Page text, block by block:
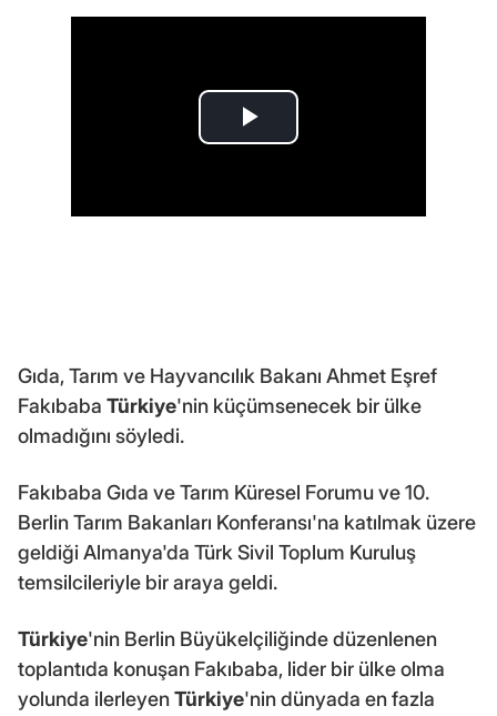
Gıda, Tarım ve Hayvancılık Bakanı Ahmet Eşref
Fakıbaba Türkiye'nin küçümsenecek bir ülke
olmadığını söyledi.
Fakıbaba Gıda ve Tarım Küresel Forumu ve 10.
Berlin Tarım Bakanları Konferansı'na katılmak üzere
geldiği Almanya'da Türk Sivil Toplum Kuruluş
temsilcileriyle bir araya geldi.
Türkiye'nin Berlin Büyükelçiliğinde düzenlenen
toplantıda konuşan Fakıbaba, lider bir ülke olma
yolunda ilerleyenTürkiye'nin dünyada en fazla